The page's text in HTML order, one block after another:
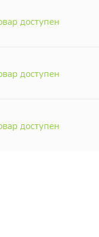
доступен
доступен
доступен